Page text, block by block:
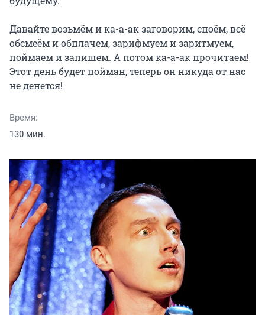
Давайте возьмём и ка-а-ак заговорим, споём, всё
обсмеём и обплачем, зарифмуем и заритмуем,
поймаем и запишем. А потом ка-а-ак прочитаем!
Этот день будет пойман, теперь он никуда от нас
не денется!
Время:
130 мин.